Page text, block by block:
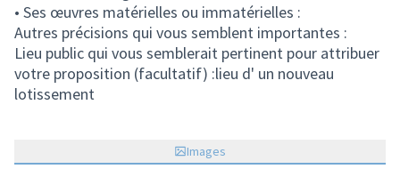
• Ses œuvres matérielles ou immatérielles :
Autres précisions qui vous semblent importantes :
Lieu public qui vous semblerait pertinent pour attribuer
votre proposition (facultatif) :lieu d' un nouveau
lotissement
Images